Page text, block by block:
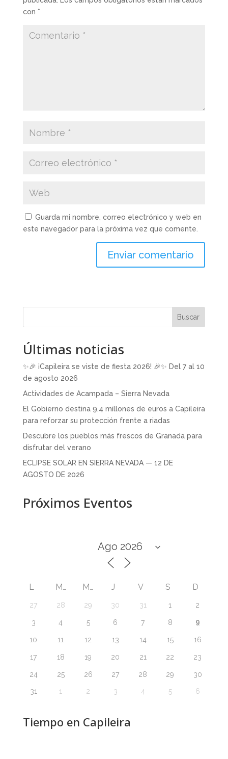
con *
Guarda mi nombre, correo electrónico y web en
este navegador para la próxima vez que comente.
Buscar
Últimas noticias
✨🎉 ¡Capileira se viste de fiesta 2026! 🎉✨ Del 7 al 10
de agosto 2026
Actividades de Acampada – Sierra Nevada
El Gobierno destina 9,4 millones de euros a Capileira
para reforzar su protección frente a riadas
Descubre los pueblos más frescos de Granada para
disfrutar del verano
ECLIPSE SOLAR EN SIERRA NEVADA — 12 DE
AGOSTO DE 2026
Próximos Eventos
L M M J V S D
27 28 29 30 31 1 2
3 4 5 6 7 8 9
10 11 12 13 14 15 16
17 18 19 20 21 22 23
24 25 26 27 28 29 30
31 1 2 3 4 5 6
Tiempo en Capileira